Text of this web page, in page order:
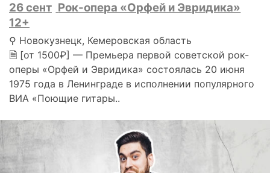
26 сент Рок-опера «Орфей и Эвридика»
12+
⚲ Новокузнецк, Кемеровская область
🗎 [от 1500₽] — Премьера первой советской рок-
оперы «Орфей и Эвридика» состоялась 20 июня
1975 года в Ленинграде в исполнении популярного
ВИА «Поющие гитары..